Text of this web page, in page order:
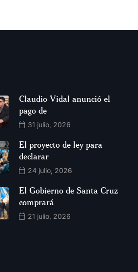
Claudio Vidal anunció el
pago de
31 julio, 2026
El proyecto de ley para
declarar
24 julio, 2026
El Gobierno de Santa Cruz
comprará
21 julio, 2026